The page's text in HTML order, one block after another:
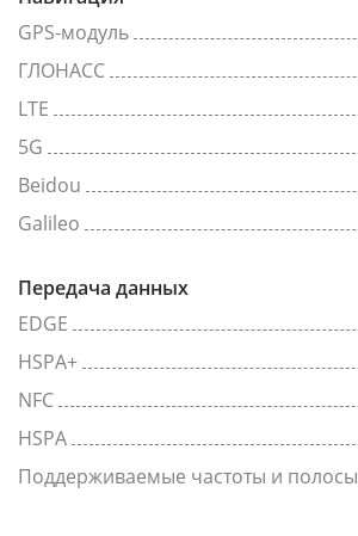
GPS-модуль
ГЛОНАСС
LTE
5G
Beidou
Galileo
Передача данных
EDGE
HSPA+
NFC
HSPA
Поддерживаемые частоты и полосы